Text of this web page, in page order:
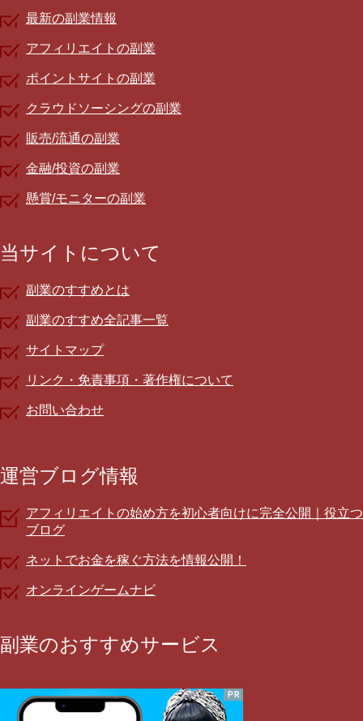
最新の副業情報
アフィリエイトの副業
ポイントサイトの副業
クラウドソーシングの副業
販売/流通の副業
金融/投資の副業
懸賞/モニターの副業
当サイトについて
副業のすすめとは
副業のすすめ全記事一覧
サイトマップ
リンク・免責事項・著作権について
お問い合わせ
運営ブログ情報
アフィリエイトの始め方を初心者向けに完全公開｜役立つ
ブログ
ネットでお金を稼ぐ方法を情報公開！
オンラインゲームナビ
副業のおすすめサービス